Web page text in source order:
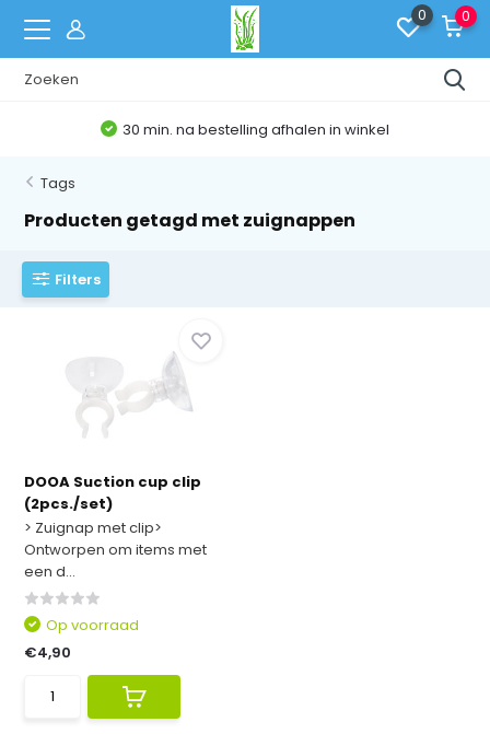
0 0
30 min. na bestelling afhalen in winkel
Tags
Producten getagd met zuignappen
Filters
DOOA Suction cup clip
(2pcs./set)
> Zuignap met clip>
Ontworpen om items met
een d...
Op voorraad
€4,90